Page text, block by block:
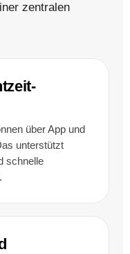
zentralen
über App und
unterstützt
schnelle